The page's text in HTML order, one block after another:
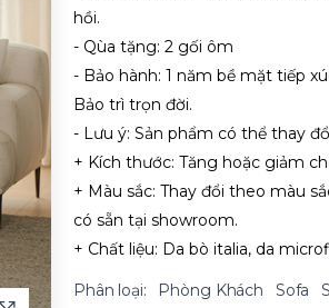
hồi.
- Qùa tặng: 2 gối ôm
- Bảo hành: 1 năm bề mặt tiếp
Bảo trì trọn đời.
- Lưu ý: Sản phẩm có thể thay
+ Kích thước: Tăng hoặc giảm
+ Màu sắc: Thay đổi theo màu
có sẵn tại showroom.
+ Chất liệu: Da bò italia, da
Phân loại: Phòng Khách Sofa